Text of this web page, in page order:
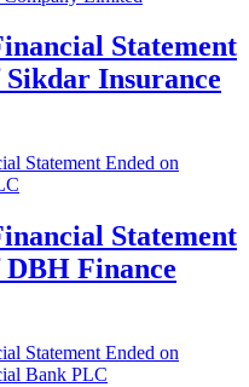
Statement
Sikdar Insurance
Statement
DBH Finance